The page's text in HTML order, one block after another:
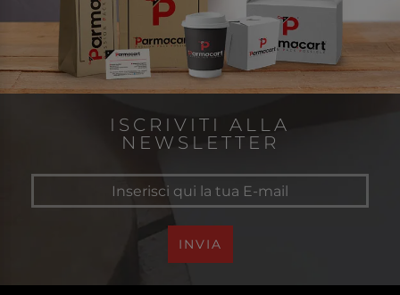
ISCRIVITI ALLA
NEWSLETTER
INVIA